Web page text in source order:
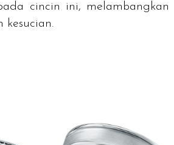
cincin ini, melambangkan
kesucian.